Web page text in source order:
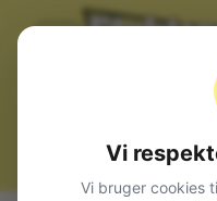
Vi
Vi bruger cookies